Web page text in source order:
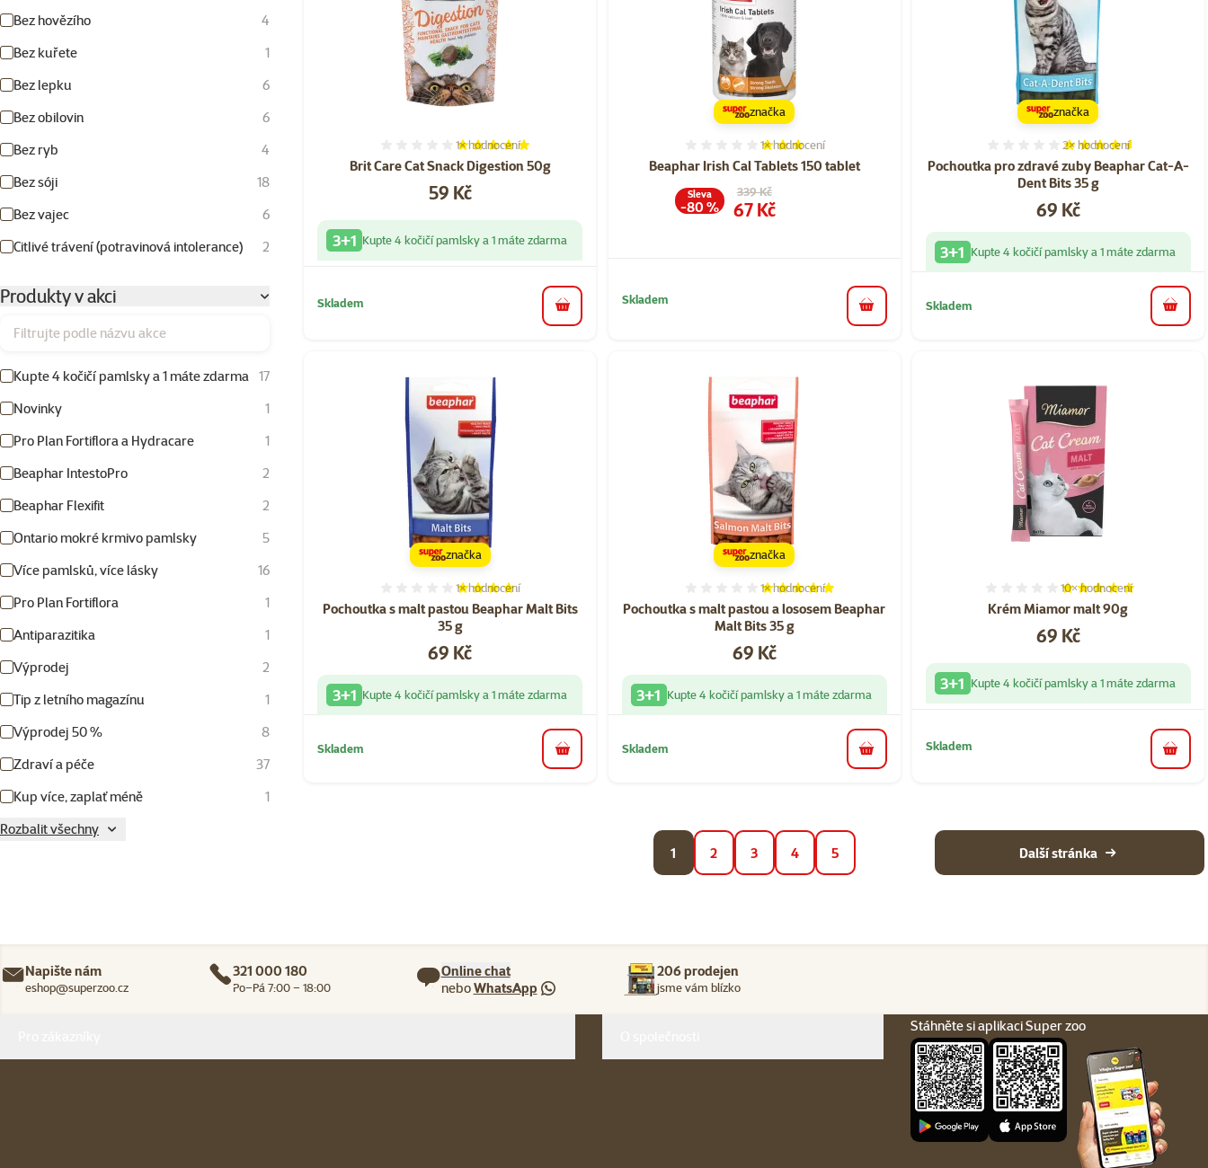
Bez hovězího
4
Bez kuřete
1
Bez lepku
6
Bez obilovin
6
Bez ryb
4
Bez sóji
18
Bez vajec
6
Citlivé trávení (potravinová intolerance)
2
Produkty v akci
Filtrujte podle názvu akce
Kupte 4 kočičí pamlsky a 1 máte zdarma 17
Novinky
1
Pro Plan Fortiflora a Hydracare
1
Beaphar IntestoPro
2
Beaphar Flexifit
2
Ontario mokré krmivo pamlsky
5
Více pamlsků, více lásky
16
Pro Plan Fortiflora
1
Antiparazitika
1
Výprodej
2
Tip z letního magazínu
1
Výprodej 50 %
8
Zdraví a péče
37
Kup více, zaplať méně
1
Rozbalit všechny
Brit Care Cat Snack Digestion 50g
Hodnocení 100%, počet hodnocení: 1
1×hodnocení
Cena
59 Kč
3+1 Kupte 4 kočičí pamlsky a 1 máte zdarma
Skladem
do košíku
Beaphar Irish Cal Tablets 150 tablet
Hodnocení 60%, počet hodnocení: 1
1×hodnocení
Původní cena
339 Kč
Cena
67 Kč
Sleva
-80 %
značka
Skladem
do košíku
Pochoutka pro zdravé zuby Beaphar Cat-A-
Dent Bits 35 g
Hodnocení 90%, počet
2× hodnocení
Cena
69 Kč
značka
3+1 Kupte 4 kočičí pamlsky a 1 máte zdarma
Skladem do
Pochoutka s malt pastou Beaphar Malt Bits
35 g
Hodnocení 80%, počet hodnocení: 1
1×hodnocení
Cena
69 Kč
značka
3+1 Kupte 4 kočičí pamlsky a 1 máte zdarma
Skladem do košíku
Pochoutka s malt pastou a lososem Beaphar
Malt Bits 35 g
Hodnocení 100%, počet hodnocení: 1
1×hodnocení
Cena
69 Kč
značka
3+1 Kupte 4 kočičí pamlsky a 1 máte zdarma
Skladem do košíku
Krém Miamor malt 90g
Hodnocení 100%, počet
10×hodnocení
Cena
69 Kč
3+1 Kupte 4 kočičí pamlsky a 1 máte zdarma
Skladem
do
1 2 3 4 5 Další stránka
Napište nám
eshop@superzoo.cz
321 000 180
Po–Pá 7:00 – 18:00
Online chat
neboWhatsApp
206 prodejen
jsme vám blízko
Stáhněte si aplikaci Super zoo